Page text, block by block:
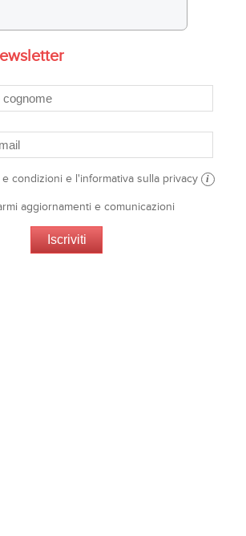
condizioni e l'informativa sulla privacy i
aggiornamenti e comunicazioni